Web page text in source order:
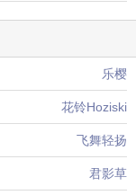
乐樱
花铃Hoziski
飞舞轻扬
君影草